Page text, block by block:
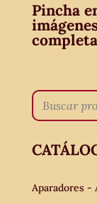
Pincha
completa
Aparadores -